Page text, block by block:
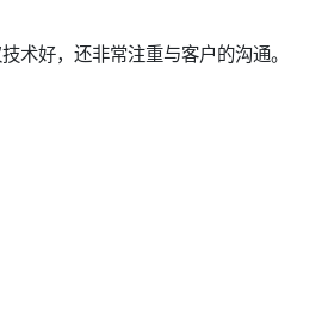
术好，还非常注重与客户的沟通。